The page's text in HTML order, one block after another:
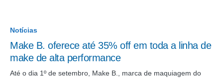
Notícias
Make B. oferece até 35% off em toda a linha de
make de alta performance
Até o dia 1º de setembro, Make B., marca de maquiagem do